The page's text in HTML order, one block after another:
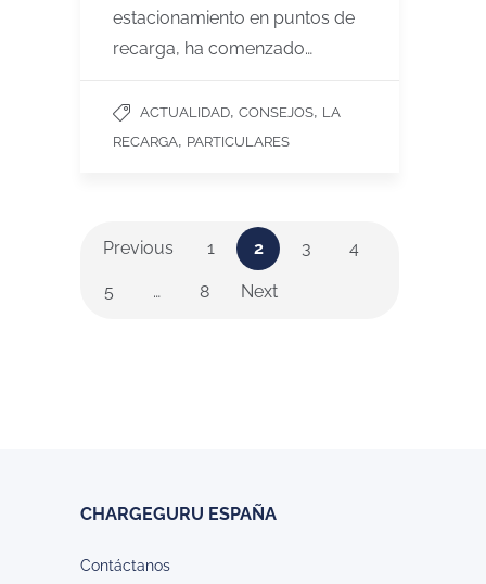
estacionamiento en puntos de
recarga, ha comenzado…
ACTUALIDAD, CONSEJOS, LA
RECARGA, PARTICULARES
Previous 1 2 3 4
5 … 8 Next
CHARGEGURU ESPAÑA
Contáctanos